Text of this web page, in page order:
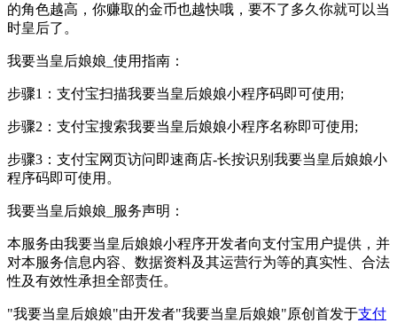
的角色越高，你赚取的金币也越快哦，要不了多久你就可以当
时皇后了。
我要当皇后娘娘_使用指南：
步骤1：支付宝扫描我要当皇后娘娘小程序码即可使用;
步骤2：支付宝搜索我要当皇后娘娘小程序名称即可使用;
步骤3：支付宝网页访问即速商店-长按识别我要当皇后娘娘小
程序码即可使用。
我要当皇后娘娘_服务声明：
本服务由我要当皇后娘娘小程序开发者向支付宝用户提供，并
对本服务信息内容、数据资料及其运营行为等的真实性、合法
性及有效性承担全部责任。
"我要当皇后娘娘"由开发者"我要当皇后娘娘"原创首发于支付